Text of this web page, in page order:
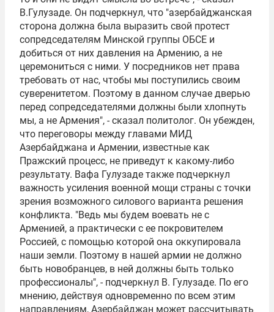
В.Гулузаде. Он подчеркнул, что "азербайджанская
сторона должна была выразить свой протест
сопредседателям Минской группы ОБСЕ и
добиться от них давления на Армению, а не
церемониться с ними. У посредников нет права
требовать от нас, чтобы мы поступились своим
суверенитетом. Поэтому в данном случае дверью
перед сопредседателями должны были хлопнуть
мы, а не Армения", - сказал политолог. Он убежден,
что переговоры между главами МИД
Азербайджана и Армении, известные как
Пражский процесс, не приведут к какому-либо
результату. Вафа Гулузаде также подчеркнул
важность усиления военной мощи страны с точки
зрения возможного силового варианта решения
конфликта. "Ведь мы будем воевать не с
Арменией, а практически с ее покровителем
Россией, с помощью которой она оккупировала
наши земли. Поэтому в нашей армии не должно
быть новобранцев, в ней должны быть только
профессионалы", - подчеркнул В. Гулузаде. По его
мнению, действуя одновременно по всем этим
направлениям, Азербайджан может рассчитывать